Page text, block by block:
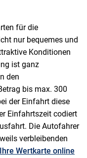
für die
nur bequemes und
Konditionen
ist ganz
den
bis max. 300
der Einfahrt diese
Einfahrtszeit codiert
Die Autofahrer
verbleibenden
Wertkarte online